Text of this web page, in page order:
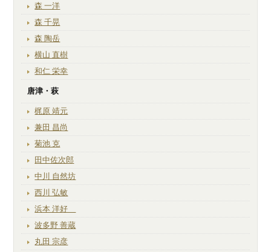
森 一洋
森 千晃
森 陶岳
横山 直樹
和仁 栄幸
唐津・萩
梶原 靖元
兼田 昌尚
菊池 克
田中佐次郎
中川 自然坊
西川 弘敏
浜本 洋好
波多野 善蔵
丸田 宗彦